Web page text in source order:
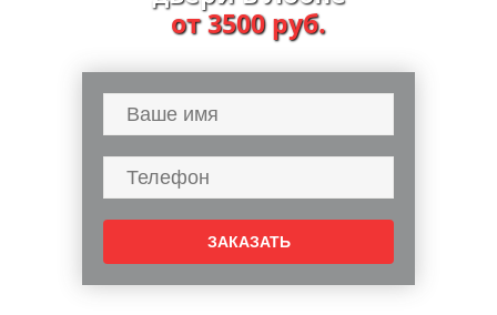
от 3500 руб.